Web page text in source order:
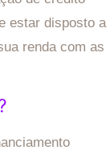
estar disposto a
renda com as